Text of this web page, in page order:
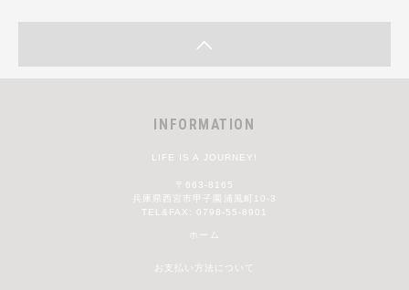
INFORMATION
LIFE IS A JOURNEY!
〒663-8165
兵庫県西宮市甲子園浦風町10-3
TEL&FAX: 0798-55-8901
ホーム
お支払い方法について